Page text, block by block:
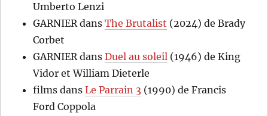
Umberto Lenzi
GARNIERdansThe Brutalist (2024) de Brady
Corbet
GARNIERdansDuel au soleil (1946) de King
Vidor et William Dieterle
films dansLe Parrain 3 (1990) de Francis
Ford Coppola